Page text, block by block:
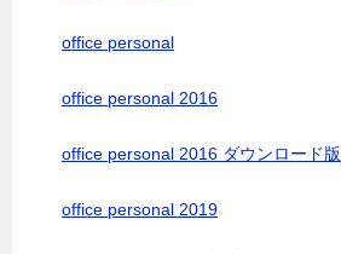
office personal
office personal 2016
office personal 2016 ダウンロード版
office personal 2019